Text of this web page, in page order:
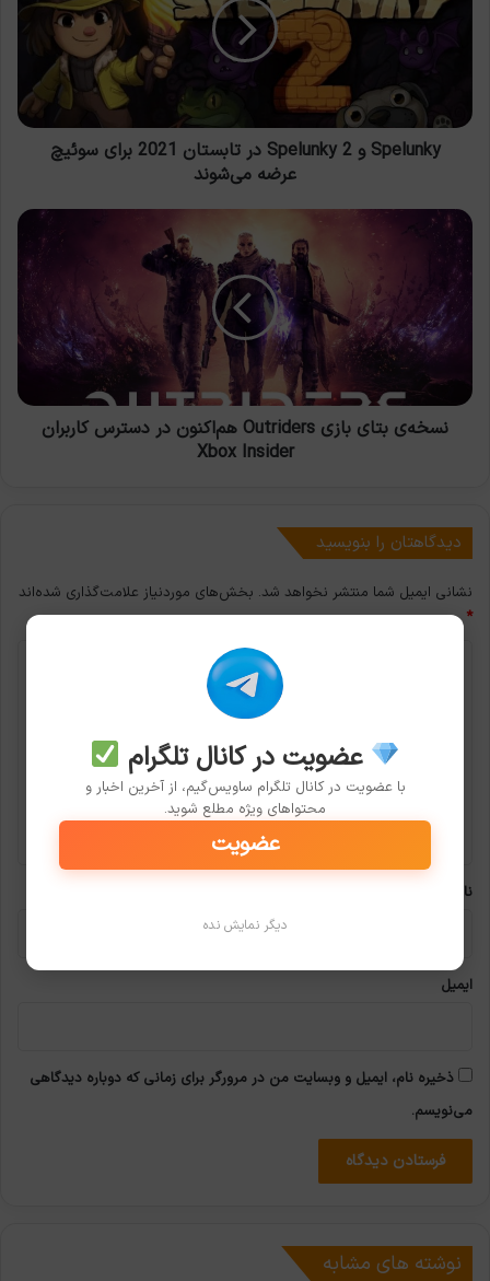
سوئیچ
Spelunky و Spelunky 2 در تابستان 2021 برای سوئیچ
عرضه می‌شوند
نسخه‌ی
بتا‌ی
بازی
Outriders
هم‌اکنون
دسترس
کاربران
Xbox
Insider
نسخه‌ی بتا‌ی بازی Outriders هم‌اکنون در دسترس کاربران
Xbox Insider
دیدگاهتان را بنویسید
نشانی ایمیل شما منتشر نخواهد شد. بخش‌های موردنیاز علامت‌گذاری شده‌اند
*
نام
ایمیل
ذخیره نام، ایمیل و وبسایت من در مرورگر برای زمانی که دوباره دیدگاهی
می‌نویسم.
نوشته های مشابه
عضویت در کانال تلگرام
با عضویت در کانال تلگرام ساویس‌گیم، از آخرین اخبار و
محتواهای ویژه مطلع شوید.
عضویت
دیگر نمایش نده